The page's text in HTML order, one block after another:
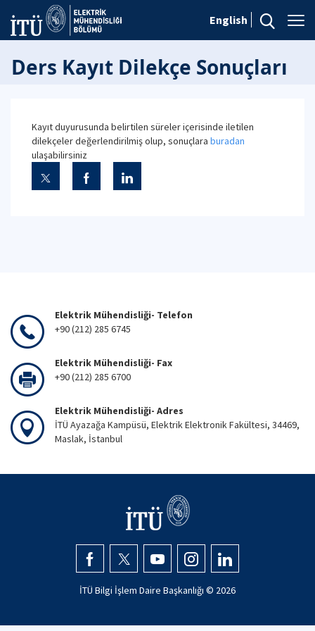
English
Ders Kayıt Dilekçe Sonuçları
Kayıt duyurusunda belirtilen süreler içerisinde iletilen
dilekçeler değerlendirilmiş olup, sonuçlara buradan
ulaşabilirsiniz
Elektrik Mühendisliği- Telefon
+90 (212) 285 6745
Elektrik Mühendisliği- Fax
+90 (212) 285 6700
Elektrik Mühendisliği- Adres
İTÜ Ayazağa Kampüsü, Elektrik Elektronik Fakültesi, 34469,
Maslak, İstanbul
İTÜ Bilgi İşlem Daire Başkanlığı © 2026